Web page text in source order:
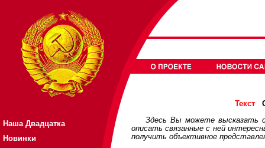
Наша Двадцатка
Новинки
Текст
Здесь Вы можете высказать
описать связанные с ней
получить объективное